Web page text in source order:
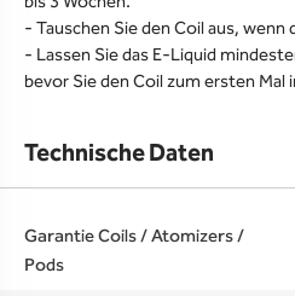
- Tauschen Sie den Coil aus,
- Lassen Sie das E-Liquid
bevor Sie den Coil zum ersten Mal
Technische Daten
Garantie Coils / Atomizers /
Pods